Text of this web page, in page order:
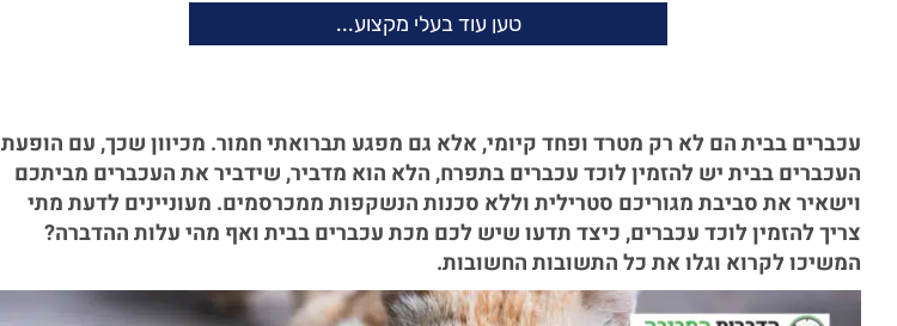
טען עוד בעלי מקצוע...
עכברים בבית הם לא רק מטרד ופחד קיומי, אלא גם מפגע תברואתי חמור. מכיוון שכך, עם הופעת
העכברים בבית יש להזמין לוכד עכברים בתפרח, הלא הוא מדביר, שידביר את העכברים מביתכם
וישאיר את סביבת מגוריכם סטרילית וללא סכנות הנשקפות ממכרסמים. מעוניינים לדעת מתי
צריך להזמין לוכד עכברים, כיצד תדעו שיש לכם מכת עכברים בבית ואף מהי עלות ההדברה?
המשיכו לקרוא וגלו את כל התשובות החשובות.